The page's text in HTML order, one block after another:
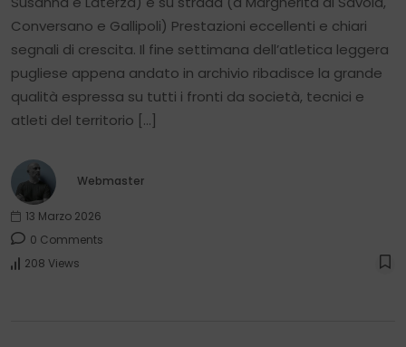
Conversano e Gallipoli) Prestazioni eccellenti e chiari
segnali di crescita. Il fine settimana dell’atletica leggera
pugliese appena andato in archivio ribadisce la grande
qualità espressa su tutti i fronti da società, tecnici e
atleti del territorio […]
Webmaster
13 Marzo 2026
0 Comments
208 Views